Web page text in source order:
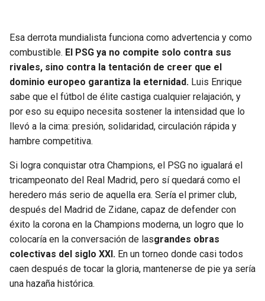
Esa derrota mundialista funciona como advertencia y como
combustible. El PSG ya no compite solo contra sus
rivales, sino contra la tentación de creer que el
dominio europeo garantiza la eternidad. Luis Enrique
sabe que el fútbol de élite castiga cualquier relajación, y
por eso su equipo necesita sostener la intensidad que lo
llevó a la cima: presión, solidaridad, circulación rápida y
hambre competitiva.
Si logra conquistar otra Champions, el PSG no igualará el
tricampeonato del Real Madrid, pero sí quedará como el
heredero más serio de aquella era. Sería el primer club,
después del Madrid de Zidane, capaz de defender con
éxito la corona en la Champions moderna, un logro que lo
colocaría en la conversación de lasgrandes obras
colectivas del siglo XXI. En un torneo donde casi todos
caen después de tocar la gloria, mantenerse de pie ya sería
una hazaña histórica.